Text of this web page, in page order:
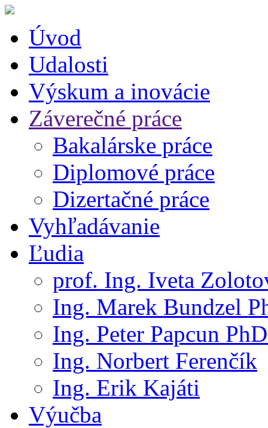
Úvod
Udalosti
Výskum a inovácie
Záverečné práce
Bakalárske práce
Diplomové práce
Dizertačné práce
Vyhľadávanie
Ľudia
prof. Ing. Iveta
Ing. Marek Bundzel
Ing. Peter Papcun
Ing. Norbert Ferenčík
Ing. Erik Kajáti
Výučba